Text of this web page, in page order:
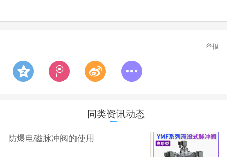
举报
同类资讯动态
防爆电磁脉冲阀的使用